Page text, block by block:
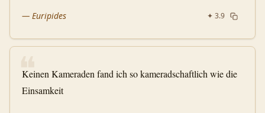
— Euripides ✦ 3.9
❝
Keinen Kameraden fand ich so kameradschaftlich wie die
Einsamkeit